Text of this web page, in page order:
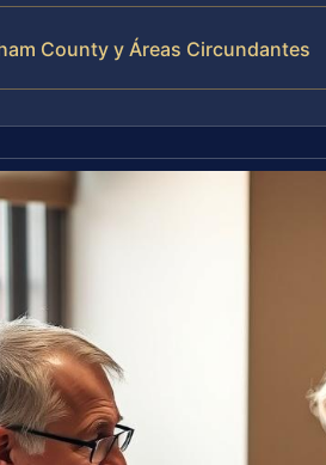
County y Áreas Circundantes